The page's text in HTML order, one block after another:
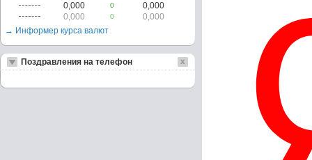
0,000
0
0,000
0,000
0
0,000
→ Информер курса валют
Поздравления на телефон